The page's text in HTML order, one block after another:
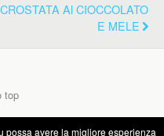
CROSTATA Al CIOCCOLATO
E MELE
top
possa avere la migliore esperienza